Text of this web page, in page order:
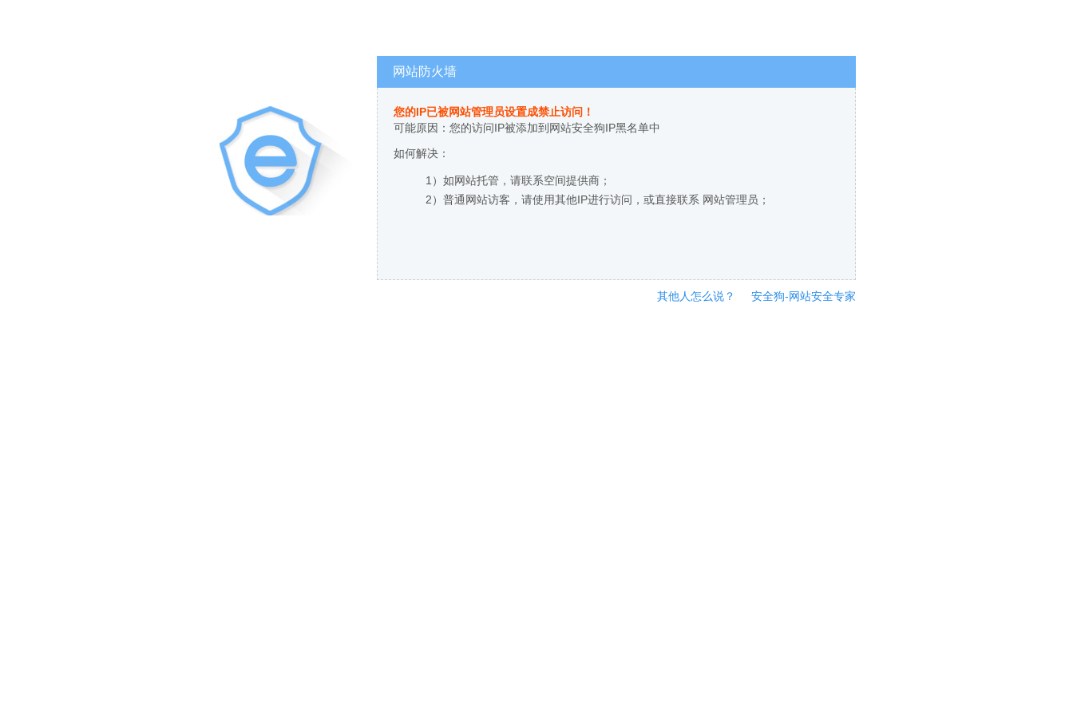
网站防火墙
您的IP已被网站管理员设置成禁止访问！
可能原因：您的访问IP被添加到网站安全狗IP黑名单中
如何解决：
1）如网站托管，请联系空间提供商；
2）普通网站访客，请使用其他IP进行访问，或直接联系 网站管理员；
其他人怎么说？ 安全狗-网站安全专家